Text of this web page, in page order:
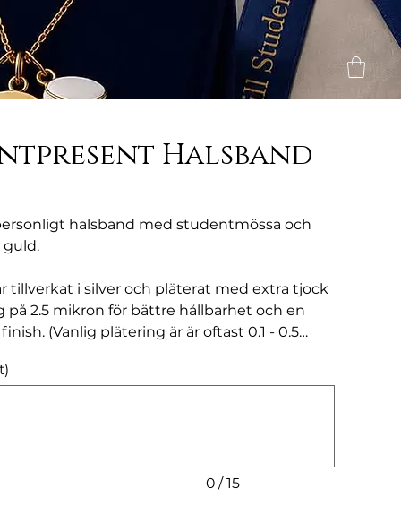
Halsband
halsband med studentmössa och
guld.
tillverkat i silver och pläterat med extra tjock
på 2.5 mikron för bättre hållbarhet och en
(Vanlig plätering är är oftast 0.1 - 0.5
0 / 15